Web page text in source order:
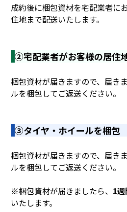
成約後に梱包資材を宅配業者に
住地まで配送いたします。
②宅配業者がお客様の居住
梱包資材が届きますので、届き
ルを梱包してご返送ください。
③タイヤ・ホイールを梱包
梱包資材が届きますので、届き
ルを梱包してご返送ください。
※梱包資材が届きましたら、 1
いたします。